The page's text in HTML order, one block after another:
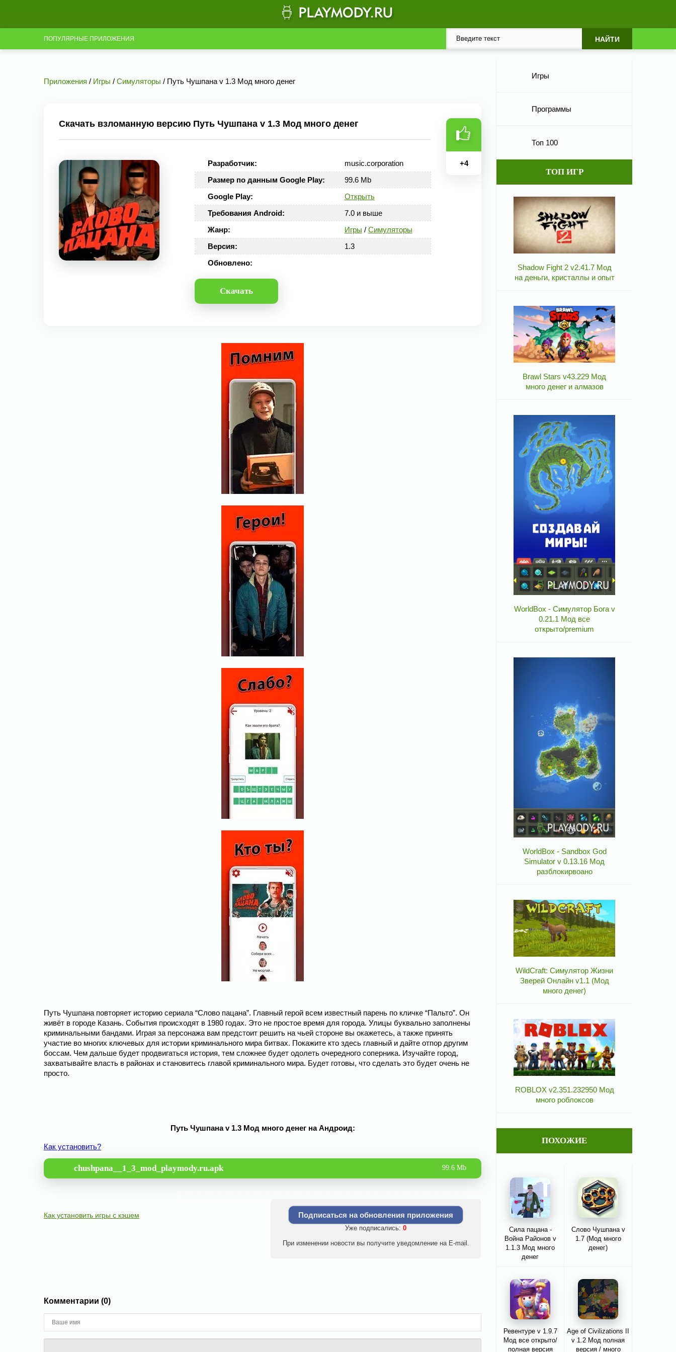
ПОПУЛЯРНЫЕ ПРИЛОЖЕНИЯ
Приложения / Игры / Симуляторы / Путь Чушпана v 1.3 Мод много денег
Скачать взломанную версию Путь Чушпана v 1.3 Мод много денег
Разработчик:
music.corporation
Размер по данным Google Play:
99.6 Mb
Google Play:
Открыть
Требования Android:
7.0 и выше
Жанр:
Игры / Симуляторы
Версия:
1.3
Обновлено:
Скачать
+4
Путь Чушпана повторяет историю сериала “Слово пацана”. Главный герой всем известный парень по кличке “Пальто”. Он
живёт в городе Казань. События происходят в 1980 годах. Это не простое время для города. Улицы буквально заполнены
криминальными бандами. Играя за персонажа вам предстоит решить на чьей стороне вы окажетесь, а также принять
участие во многих ключевых для истории криминального мира битвах. Покажите кто здесь главный и дайте отпор другим
боссам. Чем дальше будет продвигаться история, тем сложнее будет одолеть очередного соперника. Изучайте город,
захватывайте власть в районах и становитесь главой криминального мира. Будет готовы, что сделать это будет очень не
просто.
Путь Чушпана v 1.3 Мод много денег на Андроид:
Как установить?
chushpana__1_3_mod_playmody.ru.apk 99.6 Mb
Как установить игры с кэшем Подписаться на обновления приложения
Уже подписались: 0
При изменении новости вы получите уведомление на E-mail.
Комментарии (0)
Игры
Программы
Топ 100
ТОП ИГР
Shadow Fight 2 v2.41.7 Мод
на деньги, кристаллы и опыт
Brawl Stars v43.229 Мод
много денег и алмазов
WorldBox - Симулятор Бога v
0.21.1 Мод все
открыто/premium
WorldBox - Sandbox God
Simulator v 0.13.16 Мод
разблокирвоано
WildCraft: Симулятор Жизни
Зверей Онлайн v1.1 (Мод
много денег)
ROBLOX v2.351.232950 Мод
много роблоксов
ПОХОЖИЕ
Сила пацана -
Война Районов v
1.1.3 Мод много
денег
Слово Чушпана v
1.7 (Мод много
денег)
Ревентуре v 1.9.7
Мод все открыто/
полная версия
Age of Civilizations II
v 1.2 Мод полная
версия / много